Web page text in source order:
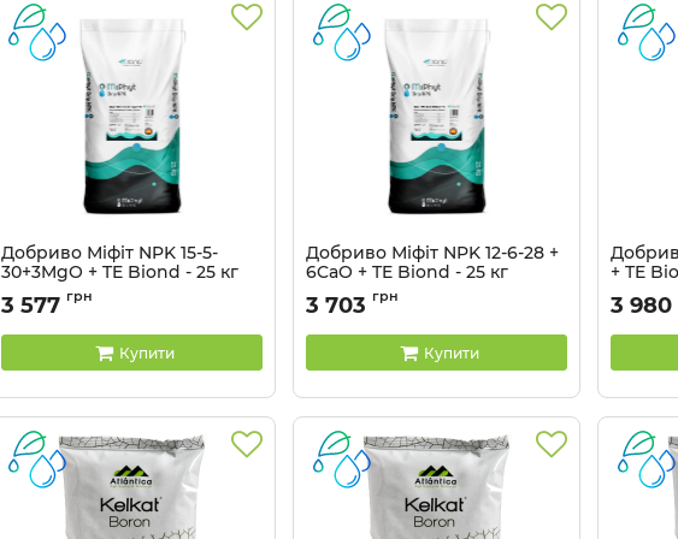
Добриво Міфіт NPK 15-5-
30+3MgO + TE Biond - 25 кг
3 577 грн
Купити
Добриво Міфіт NPK 12-6-28 +
6CaO + TE Biond - 25 кг
3 703 грн
Купити
+ TE
3 980